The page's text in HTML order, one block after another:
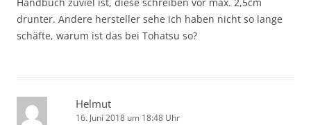
drunter. Andere hersteller sehe ich haben nicht so lange
schäfte, warum ist das bei Tohatsu so?
Helmut
16. Juni 2018 um 18:48 Uhr